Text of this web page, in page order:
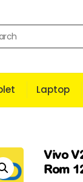
Laptop
Vivo
Rom